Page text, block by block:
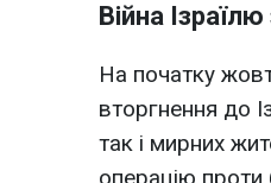
Війна
На початку
вторгнення до
так і мирних